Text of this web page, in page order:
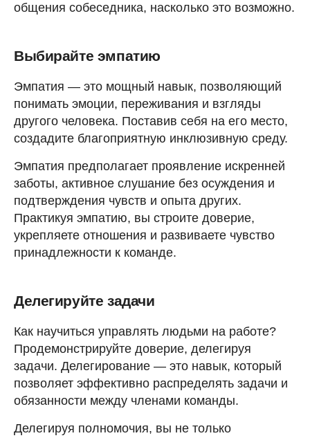
общения собеседника, насколько это возможно.
Выбирайте эмпатию
Эмпатия — это мощный навык, позволяющий
понимать эмоции, переживания и взгляды
другого человека. Поставив себя на его место,
создадите благоприятную инклюзивную среду.
Эмпатия предполагает проявление искренней
заботы, активное слушание без осуждения и
подтверждения чувств и опыта других.
Практикуя эмпатию, вы строите доверие,
укрепляете отношения и развиваете чувство
принадлежности к команде.
Делегируйте задачи
Как научиться управлять людьми на работе?
Продемонстрируйте доверие, делегируя
задачи. Делегирование — это навык, который
позволяет эффективно распределять задачи и
обязанности между членами команды.
Делегируя полномочия, вы не только